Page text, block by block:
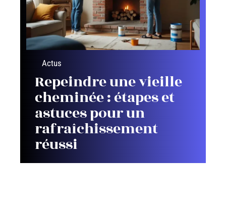
Actus
Repeindre une vieille
cheminée : étapes et
astuces pour un
rafraîchissement
réussi